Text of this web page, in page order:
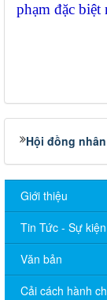
phạm đặc
Hội đồng
Giới thiệu
Tin Tức - Sự kiện
Văn bản
Cải cách hành